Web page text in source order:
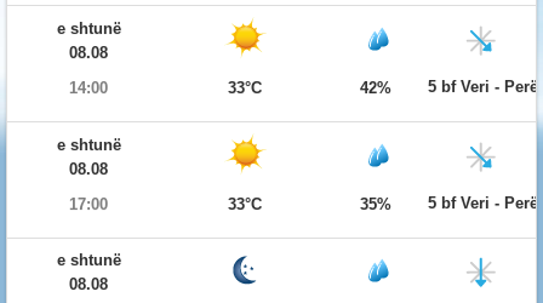
e shtunë
08.08
14:00
33°C 42% 5 bf Veri -
e shtunë
08.08
17:00
33°C 35% 5 bf Veri -
e shtunë
08.08